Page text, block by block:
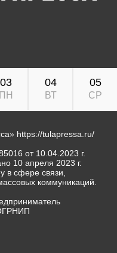
03
ПН
04
ВТ
05
СР
https://tulapressa.ru/
от 10.04.2023 г.
10 апреля 2023 г.
в сфере связи,
коммуникаций.